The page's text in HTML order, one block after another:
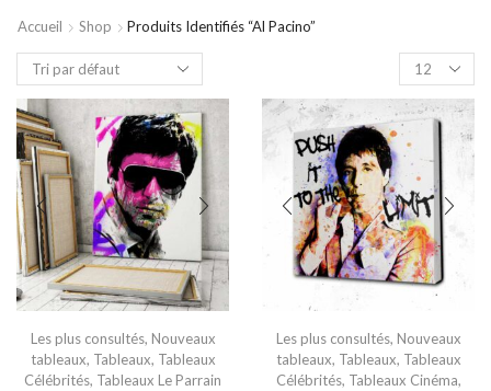
Accueil Shop Produits Identifiés “al Pacino”
Les plus consultés, Nouveaux
tableaux, Tableaux, Tableaux
Célébrités, Tableaux Le Parrain
Les plus consultés, Nouveaux
tableaux, Tableaux, Tableaux
Célébrités, Tableaux Cinéma,